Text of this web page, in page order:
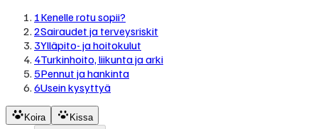
1Kenelle rotu sopii?
2Sairaudet ja terveysriskit
3Ylläpito- ja hoitokulut
4Turkinhoito, liikunta ja arki
5Pennut ja hankinta
6Usein kysyttyä
Koira Kissa